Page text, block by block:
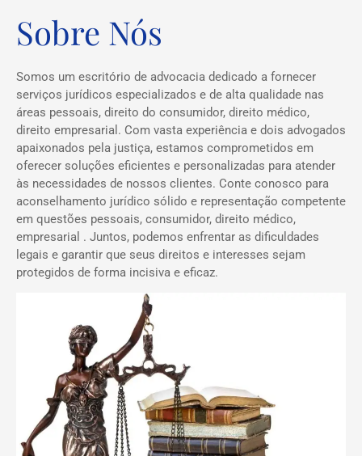
Sobre Nós
Somos um escritório de advocacia dedicado a fornecer
serviços jurídicos especializados e de alta qualidade nas
áreas pessoais, direito do consumidor, direito médico,
direito empresarial. Com vasta experiência e dois advogados
apaixonados pela justiça, estamos comprometidos em
oferecer soluções eficientes e personalizadas para atender
às necessidades de nossos clientes. Conte conosco para
aconselhamento jurídico sólido e representação competente
em questões pessoais, consumidor, direito médico,
empresarial . Juntos, podemos enfrentar as dificuldades
legais e garantir que seus direitos e interesses sejam
protegidos de forma incisiva e eficaz.